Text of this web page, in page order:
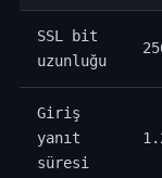
SSL bit
uzunluğu
Giriş
yanıt
süresi